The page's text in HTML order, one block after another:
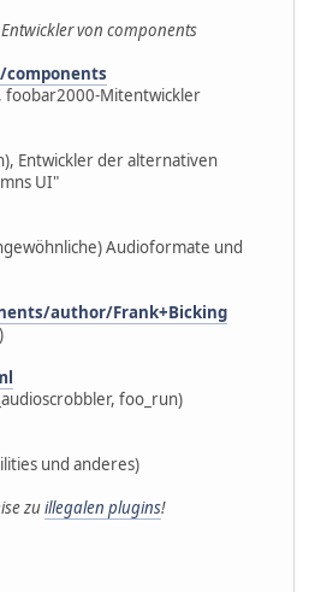
von components
components
foobar2000-Mitentwickler
Entwickler der alternativen
UI"
Audioformate und
author/Frank+Bicking
foo_run)
und anderes)
zuillegalen plugins!